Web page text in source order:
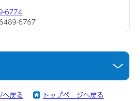
6774
6767
へ戻る トップページへ戻る